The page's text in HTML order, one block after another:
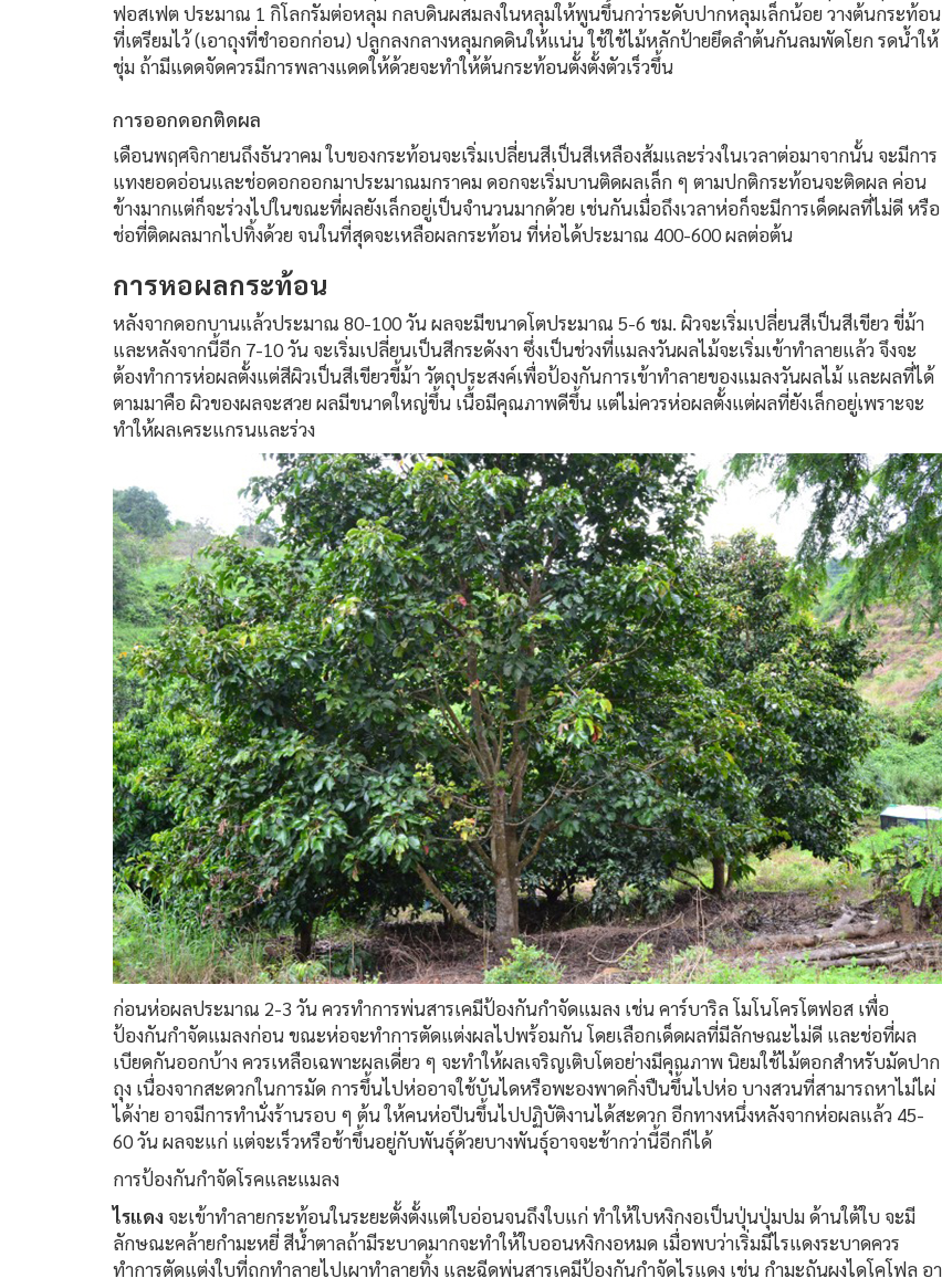
ฟอสเฟต ประมาณ 1 กิโลกรัมต่อหลุม กลบดินผสมลงในหลุมให้พูนขึ้นกว่าระดับปากหลุมเล็กน้อย วางต้นกระท้อน
ที่เตรียมไว้ (เอาถุงที่ชำออกก่อน) ปลูกลงกลางหลุมกดดินให้แน่น ใช้ใช้ไม้หลักป้ายยึดลำต้นกันลมพัดโยก รดน้ำให้
ชุ่ม ถ้ามีแดดจัดควรมีการพลางแดดให้ด้วยจะทำให้ต้นกระท้อนตั้งตั้งตัวเร็วขึ้น
การออกดอกติดผล
เดือนพฤศจิกายนถึงธันวาคม ใบของกระท้อนจะเริ่มเปลี่ยนสีเป็นสีเหลืองส้มและร่วงในเวลาต่อมาจากนั้น จะมีการ
แทงยอดอ่อนและช่อดอกออกมาประมาณมกราคม ดอกจะเริ่มบานติดผลเล็ก ๆ ตามปกติกระท้อนจะติดผล ค่อน
ข้างมากแต่ก็จะร่วงไปในขณะที่ผลยังเล็กอยู่เป็นจำนวนมากด้วย เช่นกันเมื่อถึงเวลาห่อก็จะมีการเด็ดผลที่ไม่ดี หรือ
ช่อที่ติดผลมากไปทิ้งด้วย จนในที่สุดจะเหลือผลกระท้อน ที่ห่อได้ประมาณ 400-600 ผลต่อต้น
การหอผลกระท้อน
หลังจากดอกบานแล้วประมาณ 80-100 วัน ผลจะมีขนาดโตประมาณ 5-6 ชม. ผิวจะเริ่มเปลี่ยนสีเป็นสีเขียว ขี่ม้า
และหลังจากนี้อีก 7-10 วัน จะเริ่มเปลี่ยนเป็นสีกระดังงา ซึ่งเป็นช่วงที่แมลงวันผลไม้จะเริ่มเข้าทำลายแล้ว จึงจะ
ต้องทำการห่อผลตั้งแต่สีผิวเป็นสีเขียวขี้ม้า วัตถุประสงค์เพื่อป้องกันการเข้าทำลายของแมลงวันผลไม้ และผลที่ได้
ตามมาคือ ผิวของผลจะสวย ผลมีขนาดใหญ่ขึ้น เนื้อมีคุณภาพดีขึ้น แต่ไม่ควรห่อผลตั้งแต่ผลที่ยังเล็กอยู่เพราะจะ
ทำให้ผลเคระแกรนและร่วง
ก่อนห่อผลประมาณ 2-3 วัน ควรทำการพ่นสารเคมีป้องกันกำจัดแมลง เช่น คาร์บาริล โมโนโครโตฟอส เพื่อ
ป้องกันกำจัดแมลงก่อน ขณะห่อจะทำการตัดแต่งผลไปพร้อมกัน โดยเลือกเด็ดผลที่มีลักษณะไม่ดี และช่อที่ผล
เบียดกันออกบ้าง ควรเหลือเฉพาะผลเดี่ยว ๆ จะทำให้ผลเจริญเติบโตอย่างมีคุณภาพ นิยมใช้ไม้ตอกสำหรับมัดปาก
ถุง เนื่องจากสะดวกในการมัด การขึ้นไปห่ออาจใช้บันไดหรือพะองพาดกิ่งปืนขึ้นไปห่อ บางสวนที่สามารถหาไม่ไผ่
ได้ง่าย อาจมีการทำนั่งร้านรอบ ๆ ต้น ให้คนห่อปีนขึ้นไปปฏิบัติงานได้สะดวก อีกทางหนึ่งหลังจากห่อผลแล้ว 45-
60 วัน ผลจะแก่ แต่จะเร็วหรือช้าขึ้นอยู่กับพันธุ์ด้วยบางพันธุ์อาจจะช้ากว่านี้อีกก็ได้
การป้องกันกำจัดโรคและแมลง
ไรแดง จะเข้าทำลายกระท้อนในระยะตั้งตั้งแต่ใบอ่อนจนถึงใบแก่ ทำให้ใบหงิกงอเป็นปุ่นปุ่มปม ด้านใต้ใบ จะมี
ลักษณะคล้ายกำมะหยี่ สีน้ำตาลถ้ามีระบาดมากจะทำให้ใบออนหงิกงอหมด เมื่อพบว่าเริ่มมีไรแดงระบาดควร
ทำการตัดแต่งใบที่ถูกทำลายไปเผาทำลายทิ้ง และฉีดพ่นสารเคมีป้องกันกำจัดไรแดง เช่น กำมะถันผงไดโคโฟล อา